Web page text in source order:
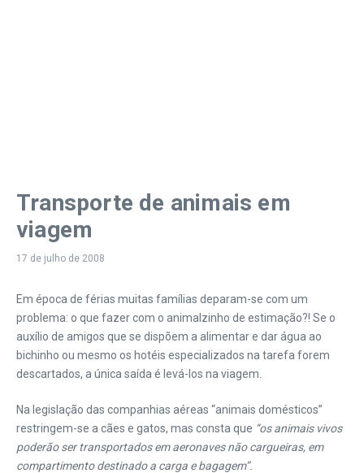
Transporte de animais em
viagem
17 de julho de 2008
Em época de férias muitas famílias deparam-se com um
problema: o que fazer com o animalzinho de estimação?! Se o
auxílio de amigos que se dispõem a alimentar e dar água ao
bichinho ou mesmo os hotéis especializados na tarefa forem
descartados, a única saída é levá-los na viagem.
Na legislação das companhias aéreas “animais domésticos”
restringem-se a cães e gatos, mas consta que “os animais vivos
poderão ser transportados em aeronaves não cargueiras, em
compartimento destinado a carga e bagagem”.